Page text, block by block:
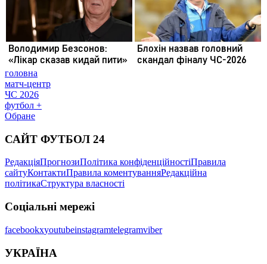
головна
матч-центр
ЧС 2026
футбол +
Обране
САЙТ ФУТБОЛ 24
РедакціяПрогнозиПолітика конфіденційностіПравила
сайтуКонтактиПравила коментуванняРедакційна
політикаСтруктура власності
Соціальні мережі
facebookxyoutubeinstagramtelegramviber
УКРАЇНА